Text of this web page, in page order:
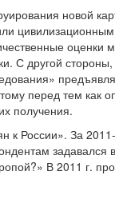
новой
оценки
С другой
перед тем как
получения.
к России». За
В 2011 г.